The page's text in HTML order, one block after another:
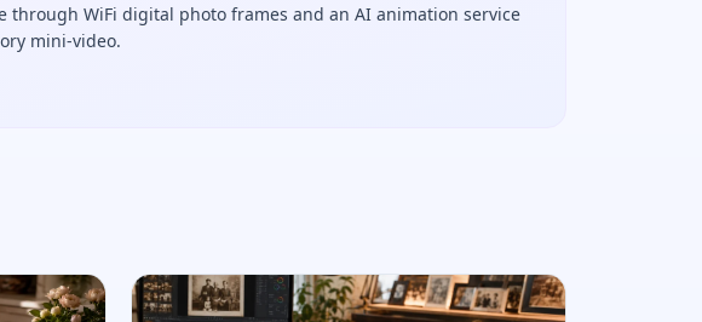
through WiFi digital photo frames and an AI animation service
mini-video.